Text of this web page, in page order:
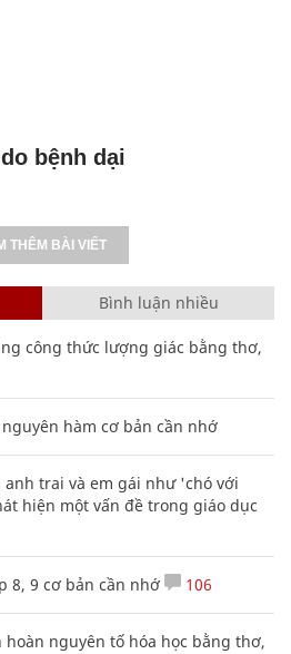
bệnh dại
THÊM BÀI VIẾT
Bình luận nhiều
công thức lượng giác bằng thơ,
hàm cơ bản cần nhớ
trai và em gái như 'chó với
hiện một vấn đề trong giáo dục
8, 9 cơ bản cần nhớ 106
hoàn nguyên tố hóa học bằng thơ,